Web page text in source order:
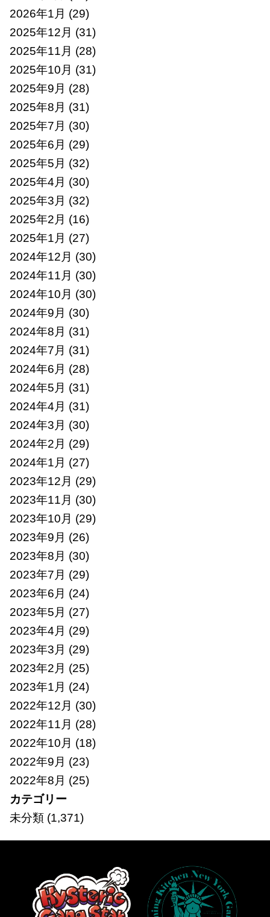
2026年1月 (29)
2025年12月 (31)
2025年11月 (28)
2025年10月 (31)
2025年9月 (28)
2025年8月 (31)
2025年7月 (30)
2025年6月 (29)
2025年5月 (32)
2025年4月 (30)
2025年3月 (32)
2025年2月 (16)
2025年1月 (27)
2024年12月 (30)
2024年11月 (30)
2024年10月 (30)
2024年9月 (30)
2024年8月 (31)
2024年7月 (31)
2024年6月 (28)
2024年5月 (31)
2024年4月 (31)
2024年3月 (30)
2024年2月 (29)
2024年1月 (27)
2023年12月 (29)
2023年11月 (30)
2023年10月 (29)
2023年9月 (26)
2023年8月 (30)
2023年7月 (29)
2023年6月 (24)
2023年5月 (27)
2023年4月 (29)
2023年3月 (29)
2023年2月 (25)
2023年1月 (24)
2022年12月 (30)
2022年11月 (28)
2022年10月 (18)
2022年9月 (23)
2022年8月 (25)
カテゴリー
未分類(1,371)